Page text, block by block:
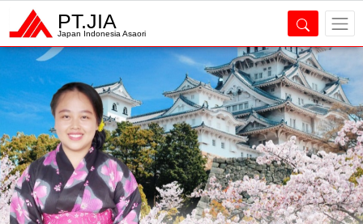
PT.JIA
Japan Indonesia Asaori